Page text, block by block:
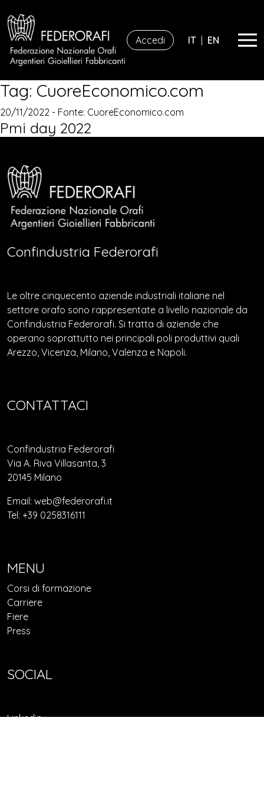
Accedi IT | EN
Tag: CuoreEconomico.com
20/11/2022 - Fonte: CuoreEconomico.com
Pmi day 2022
Confindustria Federorafi
Le oltre cinquecento aziende industriali italiane nel
settore orafo sono rappresentate a livello nazionale da
Confindustria Federorafi. Si tratta di aziende che
operano soprattutto nei principali poli produttivi quali
Arezzo, Vicenza, Milano, Valenza e Napoli.
CONTATTACI
Confindustria Federorafi
Via A. Riva Villasanta, 3
20145 Milano
Email: web@federorafi.it
Tel: +39 0258316111
MENU
Corsi di formazione
Carriere
Fiere
Press
SOCIAL
Linkedin